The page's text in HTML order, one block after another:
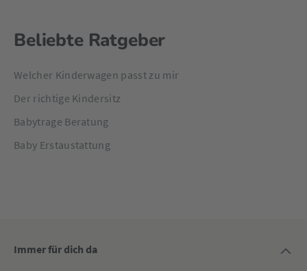
Beliebte Ratgeber
Welcher Kinderwagen passt zu mir
Der richtige Kindersitz
Babytrage Beratung
Baby Erstaustattung
Immer für dich da